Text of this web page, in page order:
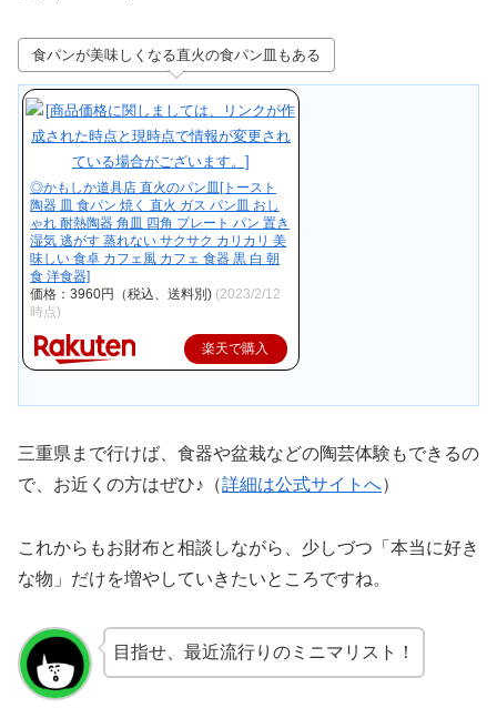
食パンが美味しくなる直火の食パン皿もある
◎かもしか道具店 直火のパン皿[トースト
陶器 皿 食パン 焼く 直火 ガス パン皿 おし
ゃれ 耐熱陶器 角皿 四角 プレート パン 置き
湿気 逃がす 蒸れない サクサク カリカリ 美
味しい 食卓 カフェ風 カフェ 食器 黒 白 朝
食 洋食器]
価格：3960円（税込、送料別) (2023/2/12
時点)
楽天で購入
三重県まで行けば、食器や盆栽などの陶芸体験もできるの
で、お近くの方はぜひ♪（詳細は公式サイトへ）
これからもお財布と相談しながら、少しづつ「本当に好き
な物」だけを増やしていきたいところですね。
目指せ、最近流行りのミニマリスト！